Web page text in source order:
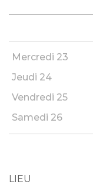
Mercredi 23
Jeudi 24
Vendredi 25
Samedi 26
LIEU